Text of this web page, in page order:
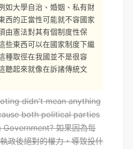
如大學自治、婚姻、私有財
西的正當性可能就不容國家
由憲法對其有個制度性保
些東西可以在國家制度下繼
種取徑在我國並不是很容
聽起來就像在訴諸傳統文
didn't mean anything
both political parties
如果因為每
政後絕對的權力，導致投什